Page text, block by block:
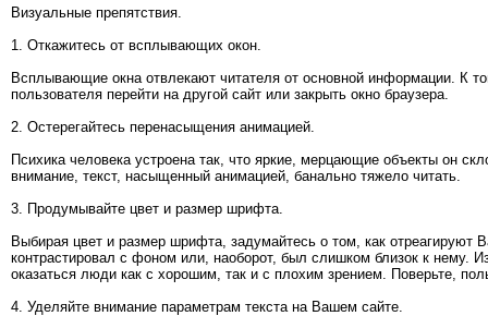
Визуальные препятствия.
1. Откажитесь от всплывающих окон.
Всплывающие окна отвлекают читателя от основной информации. К
пользователя перейти на другой сайт или закрыть окно браузера.
2. Остерегайтесь перенасыщения анимацией.
Психика человека устроена так, что яркие, мерцающие объекты он
внимание, текст, насыщенный анимацией, банально тяжело читать.
3. Продумывайте цвет и размер шрифта.
Выбирая цвет и размер шрифта, задумайтесь о том, как
контрастировал с фоном или, наоборот, был слишком близок к нему.
оказаться люди как с хорошим, так и с плохим зрением. Поверьте,
4. Уделяйте внимание параметрам текста на Вашем сайте.